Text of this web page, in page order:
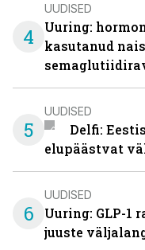
4
UUDISED
Uuring:
kasutanud
5
UUDISED
Delfi:
elupäästvat
6
UUDISED
Uuring: GLP-1
juuste